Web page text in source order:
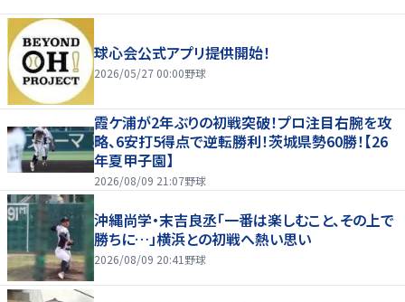
球心会公式アプリ提供開始！
2026/05/27 00:00野球
霞ケ浦が2年ぶりの初戦突破！プロ注目右腕を攻
略、6安打5得点で逆転勝利！茨城県勢60勝！【26
年夏甲子園】
2026/08/09 21:07野球
沖縄尚学・末吉良丞「一番は楽しむこと、その上で
勝ちに…」横浜との初戦へ熱い思い
2026/08/09 20:41 野球